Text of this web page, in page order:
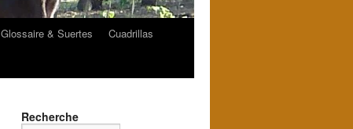
Glossaire & Suertes
Cuadrillas
Recherche